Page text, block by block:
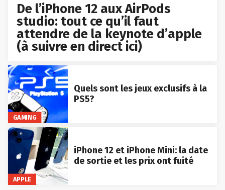
De l’iPhone 12 aux AirPods
studio: tout ce qu’il faut
attendre de la keynote d’apple
(à suivre en direct ici)
GAMING
Quels sont les jeux exclusifs à la
PS5?
APPLE
iPhone 12 et iPhone Mini: la date
de sortie et les prix ont fuité